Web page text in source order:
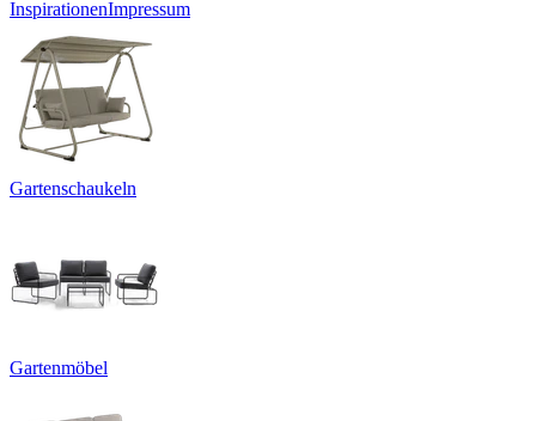
InspirationenImpressum
Gartenschaukeln
Gartenmöbel